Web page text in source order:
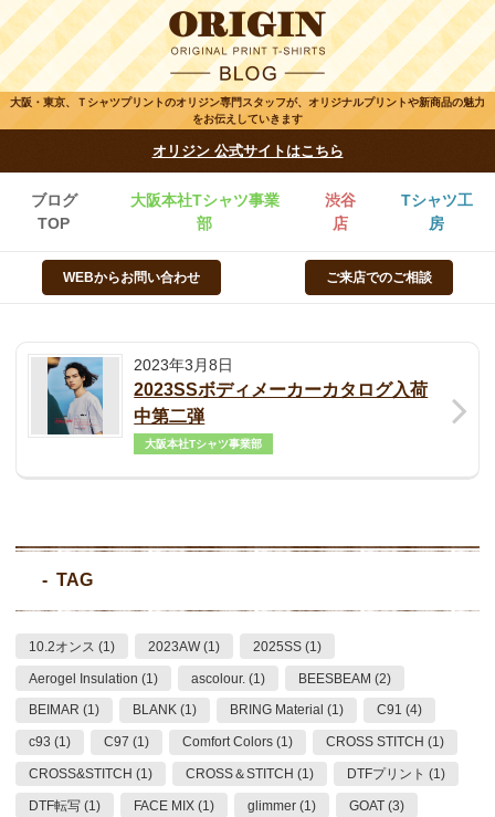
大阪・東京、Ｔシャツプリントのオリジン専門スタッフが、オリジナルプリントや新商品の魅力
をお伝えしていきます
オリジン 公式サイトはこちら
ブログ
TOP
大阪本社Tシャツ事業
部
渋谷
店
Tシャツ工
房
WEBからお問い合わせ ご来店でのご相談
2023年3月8日
2023SSボディメーカーカタログ入荷
中第二弾
大阪本社Tシャツ事業部
TAG
10.2オンス (1) 2023AW (1) 2025SS (1)
Aerogel Insulation (1) ascolour. (1) BEESBEAM (2)
BEIMAR (1) BLANK (1) BRING Material (1) C91 (4)
c93 (1) C97 (1) Comfort Colors (1) CROSS STITCH (1)
CROSS&STITCH (1) CROSS＆STITCH (1) DTFプリント (1)
DTF転写 (1) FACE MIX (1) glimmer (1) GOAT (3)